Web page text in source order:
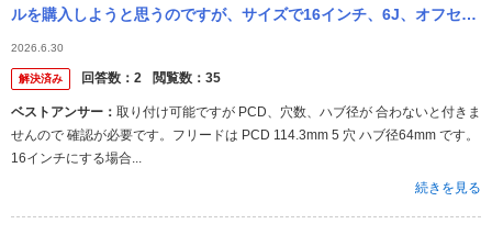
ルを購入しようと思うのですが、サイズで16インチ、6J、オフセッ
ト+46 は取り付け可能でしょうか？ ※carview!から投稿さ...
2026.6.30
解決済み 回答数： 2 閲覧数： 35
ベストアンサー： 取り付け可能ですが PCD、穴数、ハブ径が 合わないと付きま
せんので 確認が必要です。フリードは PCD 114.3mm 5 穴 ハブ径64mm です。
16インチにする場合...
続きを見る